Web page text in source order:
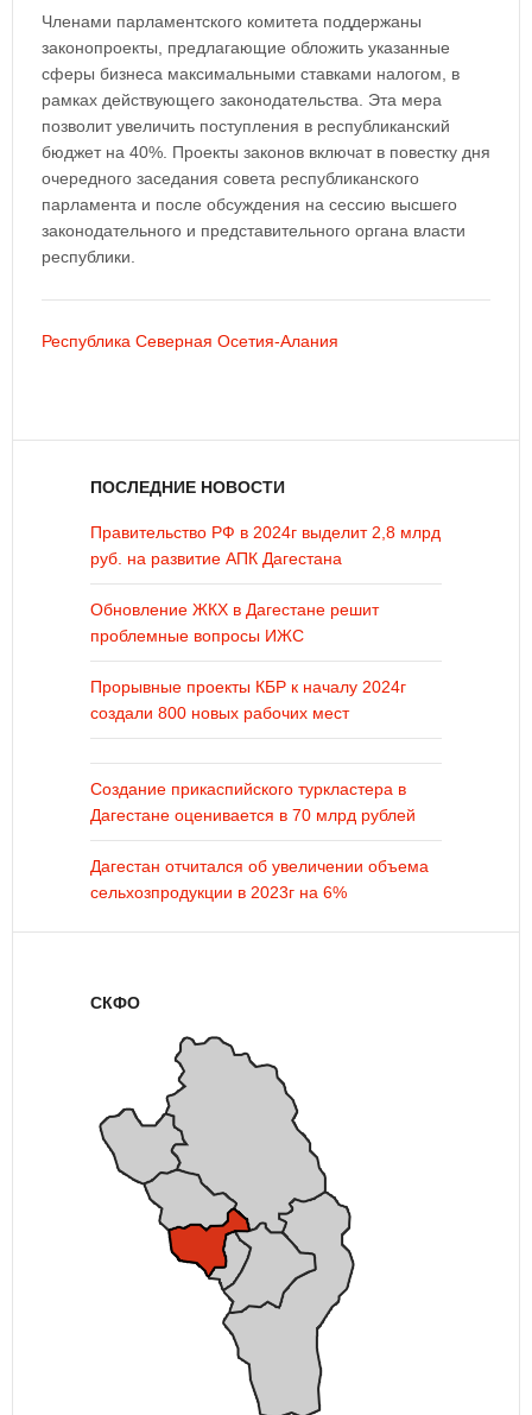
Членами парламентского комитета поддержаны
законопроекты, предлагающие обложить указанные
сферы бизнеса максимальными ставками налогом, в
рамках действующего законодательства. Эта мера
позволит увеличить поступления в республиканский
бюджет на 40%. Проекты законов включат в повестку дня
очередного заседания совета республиканского
парламента и после обсуждения на сессию высшего
законодательного и представительного органа власти
республики.
Республика Северная Осетия-Алания
ПОСЛЕДНИЕ НОВОСТИ
Правительство РФ в 2024г выделит 2,8 млрд
руб. на развитие АПК Дагестана
Обновление ЖКХ в Дагестане решит
проблемные вопросы ИЖС
Прорывные проекты КБР к началу 2024г
создали 800 новых рабочих мест
Создание прикаспийского туркластера в
Дагестане оценивается в 70 млрд рублей
Дагестан отчитался об увеличении объема
сельхозпродукции в 2023г на 6%
СКФО